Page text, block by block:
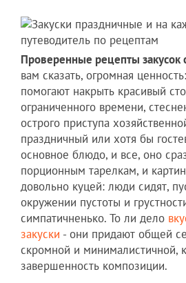
Проверенные рецепты закусок
вам сказать, огромная
помогают накрыть красивый
ограниченного времени,
острого приступа
праздничный или хотя бы
основное блюдо, и все, оно
порционным тарелкам, и
довольно куцей: люди сидят,
окружении пустоты и
симпатичненько. То ли дело
закуски - они придают общей
скромной и минималистичной,
завершенность композиции.